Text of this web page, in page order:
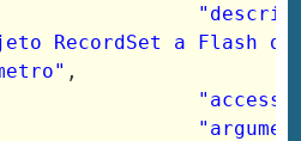
RecordSet a Flash
,
"access"